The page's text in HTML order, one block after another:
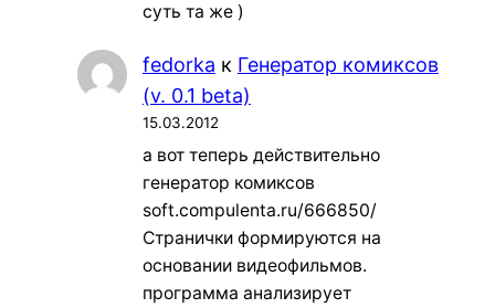
суть та же )
fedorka к Генератор комиксов
(v. 0.1 beta)
15.03.2012
а вот теперь действительно
генератор комиксов
soft.compulenta.ru/666850/
Странички формируются на
основании видеофильмов.
программа анализирует